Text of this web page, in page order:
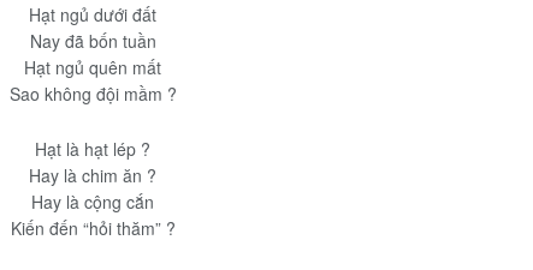
Hạt ngủ dưới đất
Nay đã bốn tuần
Hạt ngủ quên mất
Sao không đội mầm ?
Hạt là hạt lép ?
Hay là chim ăn ?
Hay là cộng cắn
Kiến đến “hỏi thăm” ?